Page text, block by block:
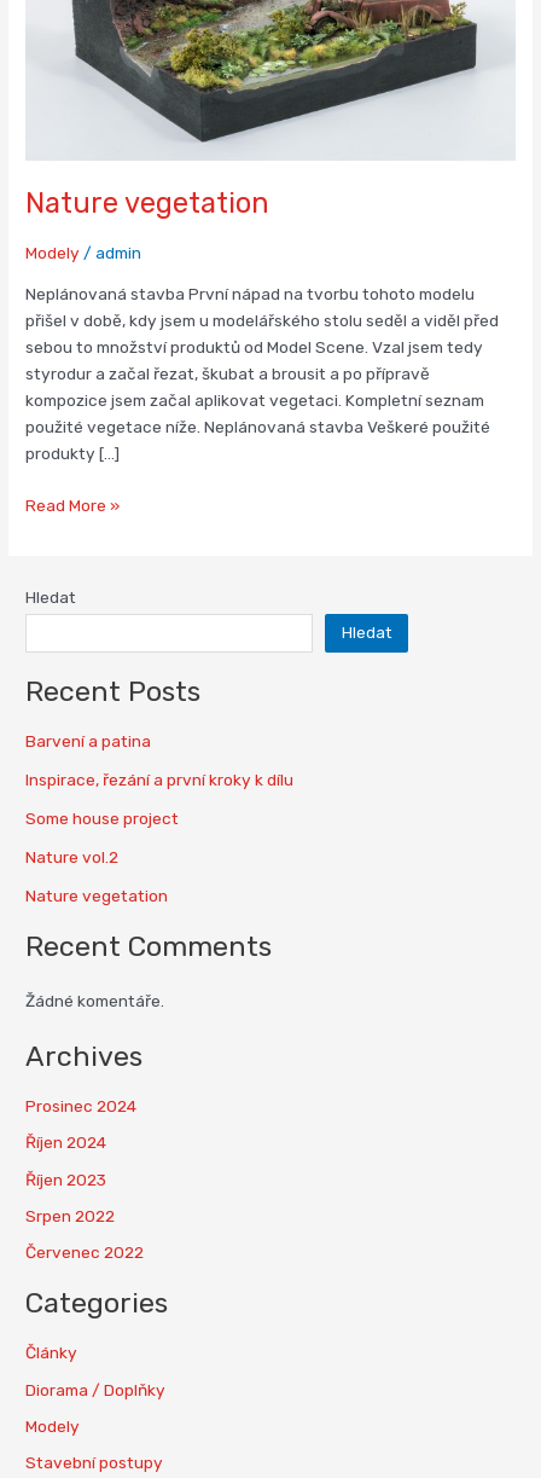
Nature vegetation
Modely /admin
Neplánovaná stavba První nápad na tvorbu tohoto modelu
přišel v době, kdy jsem u modelářského stolu seděl a viděl před
sebou to množství produktů od Model Scene. Vzal jsem tedy
styrodur a začal řezat, škubat a brousit a po přípravě
kompozice jsem začal aplikovat vegetaci. Kompletní seznam
použité vegetace níže. Neplánovaná stavba Veškeré použité
produkty […]
Read More »
Hledat
Hledat
Recent Posts
Barvení a patina
Inspirace, řezání a první kroky k dílu
Some house project
Nature vol.2
Nature vegetation
Recent Comments
Žádné komentáře.
Archives
Prosinec 2024
Říjen 2024
Říjen 2023
Srpen 2022
Červenec 2022
Categories
Články
Diorama / Doplňky
Modely
Stavební postupy